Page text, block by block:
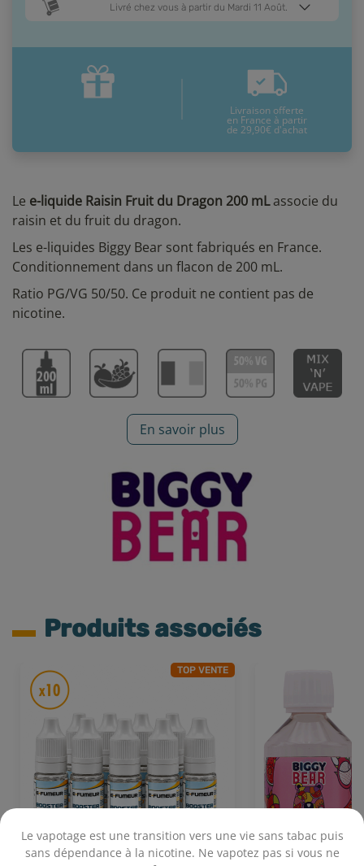
Le vapotage est une transition vers une vie sans tabac puis
sans dépendance à la nicotine. Ne vapotez pas si vous ne
Le e-liquide Raisin Fruit du Dragon 200 mLassocie du
raisin et du fruit du dragon.
Les e-liquides Biggy Bear sont fabriqués en France.
Conditionnement dans un flacon de 200 mL.
Ratio PG/VG 50/50. Ce produit ne contient pas de
nicotine.
En savoir plus
Livré chez vous à partir du Mardi 11 Août.
Jeudi 13 Août Mardi 11 Août
* Pour une livraison en France métropolitaine+ d'infos
Livraison offerte
en France à partir
de 29,90€ d'achat
Produits associés
TOP VENTE